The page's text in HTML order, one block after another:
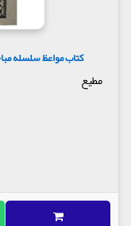
کتاب مواعظ سلسله
مطیع